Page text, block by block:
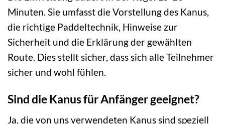
Minuten. Sie umfasst die Vorstellung des Kanus,
die richtige Paddeltechnik, Hinweise zur
Sicherheit und die Erklärung der gewählten
Route. Dies stellt sicher, dass sich alle Teilnehmer
sicher und wohl fühlen.
Sind die Kanus für Anfänger geeignet?
Ja, die von uns verwendeten Kanus sind speziell